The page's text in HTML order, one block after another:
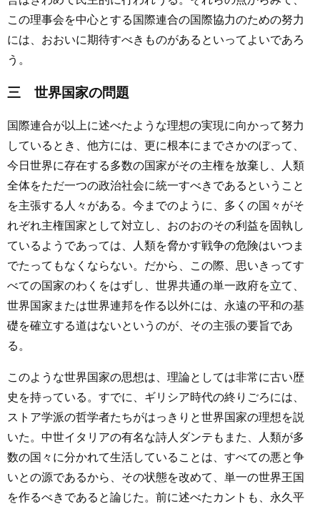
この理事会を中心とする国際連合の国際協力のための努力
には、おおいに期待すべきものがあるといってよいであろ
う。
三 世界国家の問題
国際連合が以上に述べたような理想の実現に向かって努力
しているとき、他方には、更に根本にまでさかのぼって、
今日世界に存在する多数の国家がその主権を放棄し、人類
全体をただ一つの政治社会に統一すべきであるということ
を主張する人々がある。今までのように、多くの国々がそ
れぞれ主権国家として対立し、おのおのその利益を固執し
ているようであっては、人類を脅かす戦争の危険はいつま
でたってもなくならない。だから、この際、思いきってす
べての国家のわくをはずし、世界共通の単一政府を立て、
世界国家または世界連邦を作る以外には、永遠の平和の基
礎を確立する道はないというのが、その主張の要旨であ
る。
このような世界国家の思想は、理論としては非常に古い歴
史を持っている。すでに、ギリシア時代の終りごろには、
ストア学派の哲学者たちがはっきりと世界国家の理想を説
いた。中世イタリアの有名な詩人ダンテもまた、人類が多
数の国々に分かれて生活していることは、すべての悪と争
いとの源であるから、その状態を改めて、単一の世界王国
を作るべきであると論じた。前に述べたカントも、永久平